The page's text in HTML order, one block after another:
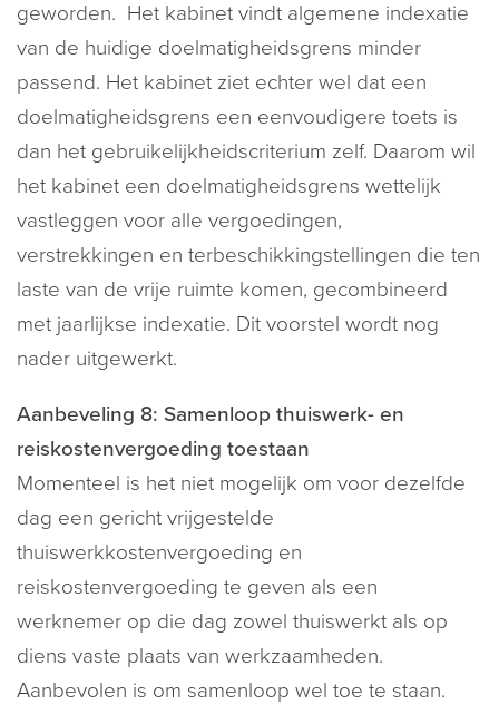
geworden. Het kabinet vindt algemene indexatie
van de huidige doelmatigheidsgrens minder
passend. Het kabinet ziet echter wel dat een
doelmatigheidsgrens een eenvoudigere toets is
dan het gebruikelijkheidscriterium zelf. Daarom wil
het kabinet een doelmatigheidsgrens wettelijk
vastleggen voor alle vergoedingen,
verstrekkingen en terbeschikkingstellingen die ten
laste van de vrije ruimte komen, gecombineerd
met jaarlijkse indexatie. Dit voorstel wordt nog
nader uitgewerkt.
Aanbeveling 8: Samenloop thuiswerk- en
reiskostenvergoeding toestaan
Momenteel is het niet mogelijk om voor dezelfde
dag een gericht vrijgestelde
thuiswerkkostenvergoeding en
reiskostenvergoeding te geven als een
werknemer op die dag zowel thuiswerkt als op
diens vaste plaats van werkzaamheden.
Aanbevolen is om samenloop wel toe te staan.